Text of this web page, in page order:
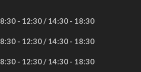
8:30 - 12:30 / 14:30 - 18:30
8:30 - 12:30 / 14:30 - 18:30
8:30 - 12:30 / 14:30 - 18:30